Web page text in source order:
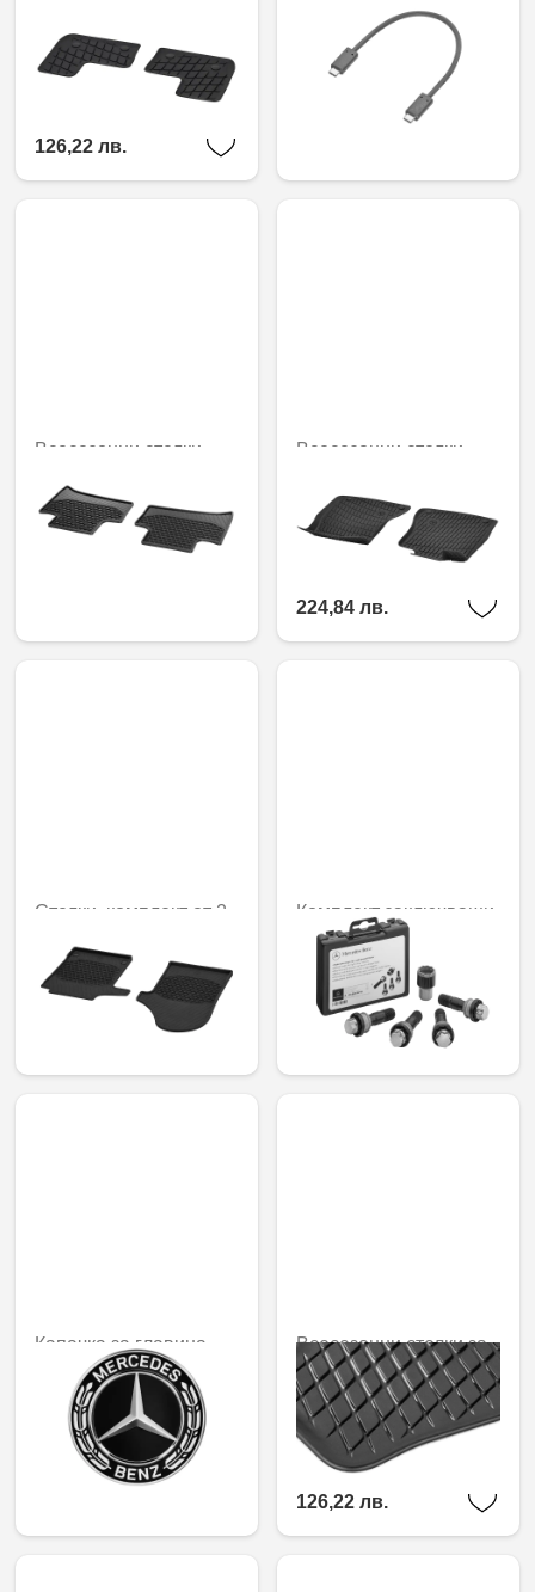
ред седалки, комплект
от 2
126,22 лв.
интерфейс, USB тип C
30,16 € / 58,98 лв.
Всесезонни стелки
комплект 2
49,42 € / 96,65 лв.
Всесезонни стелки
водача/пътника
отпред, Комплект от 2
224,84 лв.
Стелки, комплект от 2
91,76 € /
179,47 лв.
Комплект заключващи
механизми за джанти,
M15 x 1,25 x 44
110,12 € /
215,38 лв.
Капачка за главина,
звезда с лавров
венец, за зенкер с
диаметър 66,8 мм
25,21 € / 49,31 лв.
Всесезонни стелки за
пода Dynamic
Squares, 3-ти ред
седалки, комплект от 1
64,54 € /
126,22 лв.